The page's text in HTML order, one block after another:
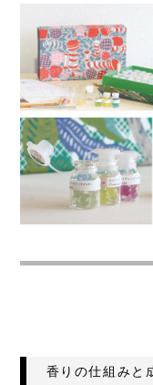
香りの仕組みと